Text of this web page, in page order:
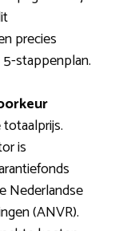
precies
stappenplan.
is
Nederlandse
(ANVR).